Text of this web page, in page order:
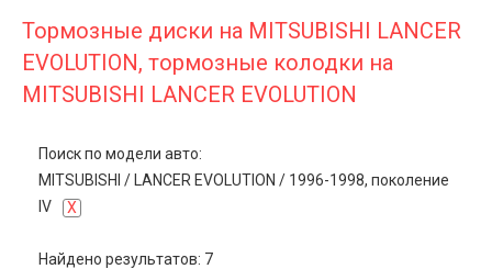
Тормозные диски на MITSUBISHI LANCER
EVOLUTION, тормозные колодки на
MITSUBISHI LANCER EVOLUTION
Поиск по модели авто:
MITSUBISHI / LANCER EVOLUTION / 1996-1998, поколение
IV
X
Найдено результатов: 7